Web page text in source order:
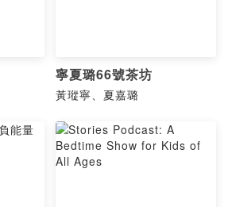
寧夏璐66號茶坊
黃瑽寧、夏嘉璐